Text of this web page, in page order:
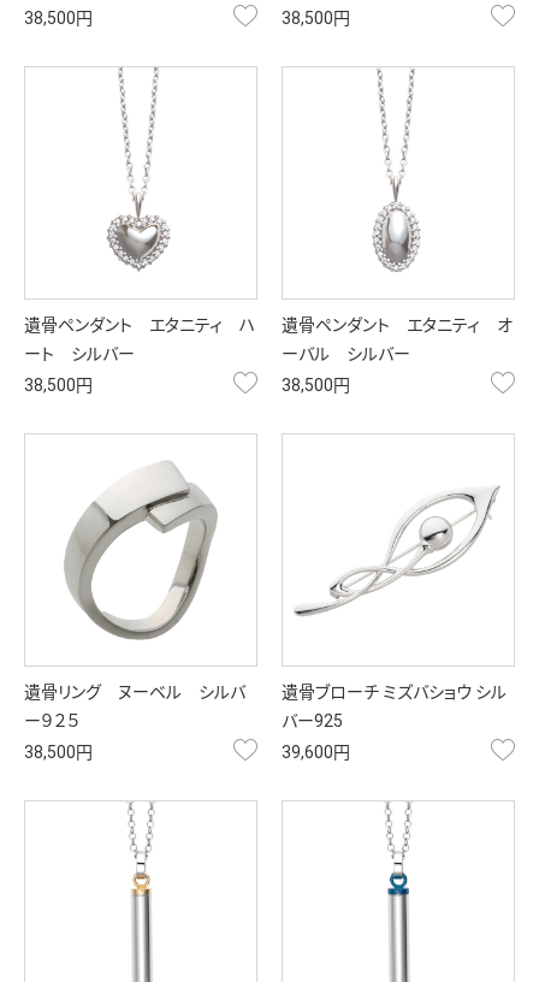
38,500円
お気に入り
38,500円
遺骨ペンダント エタニティ ハ
ート シルバー
38,500円
お気に入り
遺骨ペンダント エタニティ オ
ーバル シルバー
38,500円
遺骨リング ヌーベル シルバ
ー９２５
38,500円
お気に入り
遺骨ブローチ ミズバショウ シル
バー925
39,600円